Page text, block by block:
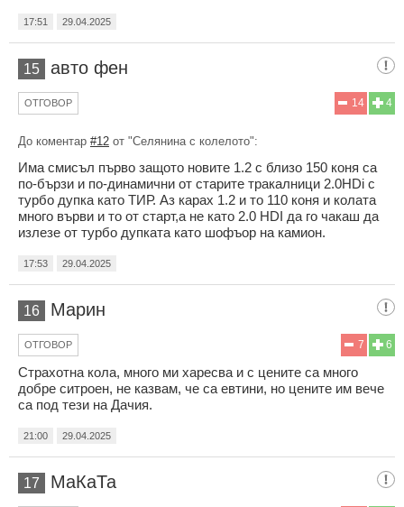
17:51 29.04.2025
15 авто фен
4
14
ОТГОВОР
До коментар #12 от "Селянина с колелото":
Има смисъл първо защото новите 1.2 с близо 150 коня са
по-бързи и по-динамични от старите тракалници 2.0HDi с
турбо дупка като ТИР. Аз карах 1.2 и то 110 коня и колата
много върви и то от старт,а не като 2.0 HDI да го чакаш да
излезе от турбо дупката като шофъор на камион.
17:53 29.04.2025
16 Марин
6
7
ОТГОВОР
Страхотна кола, много ми харесва и с цените са много
добре ситроен, не казвам, че са евтини, но цените им вече
са под тези на Дачия.
21:00 29.04.2025
17 МаКаТа